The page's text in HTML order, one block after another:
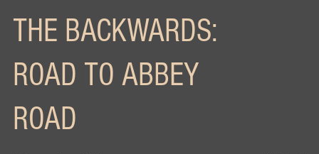
THE BACKWARDS:
ROAD TO ABBEY
ROAD